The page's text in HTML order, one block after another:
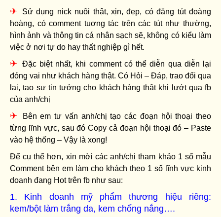
✈
Sử dụng nick nuôi thật, xịn, đẹp, có đăng tút đoàng
hoàng, có comment tuơng tác trên các tút như thường,
hình ảnh và thông tin cá nhân sạch sẽ, không có kiểu làm
việc ở nơi tự do hay thất nghiệp gì hết.
✈
Đặc biệt nhất, khi comment có thể diễn qua diễn lại
đóng vai như khách hàng thật. Có Hỏi – Đáp, trao đổi qua
lại, tạo sự tin tưởng cho khách hàng thật khi lướt qua fb
của anh/chị
✈
Bên em tư vấn anh/chị tạo các đoạn hội thoại theo
từng lĩnh vực, sau đó Copy cả đoạn hội thoại đó – Paste
vào hệ thống – Vậy là xong!
Để cụ thể hơn, xin mời các anh/chị tham khảo 1 số mẫu
Comment bên em làm cho khách theo 1 số lĩnh vực kinh
doanh đang Hot trên fb như sau:
1. Kinh doanh mỹ phẩm thương hiệu riêng:
kem/bột làm trắng da, kem chống nắng….